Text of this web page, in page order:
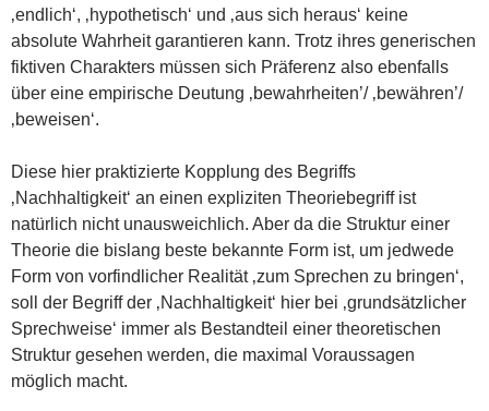
‚endlich‘, ‚hypothetisch‘ und ‚aus sich heraus‘ keine
absolute Wahrheit garantieren kann. Trotz ihres generischen
fiktiven Charakters müssen sich Präferenz also ebenfalls
über eine empirische Deutung ‚bewahrheiten’/ ‚bewähren’/
‚beweisen‘.
Diese hier praktizierte Kopplung des Begriffs
‚Nachhaltigkeit‘ an einen expliziten Theoriebegriff ist
natürlich nicht unausweichlich. Aber da die Struktur einer
Theorie die bislang beste bekannte Form ist, um jedwede
Form von vorfindlicher Realität ‚zum Sprechen zu bringen‘,
soll der Begriff der ‚Nachhaltigkeit‘ hier bei ‚grundsätzlicher
Sprechweise‘ immer als Bestandteil einer theoretischen
Struktur gesehen werden, die maximal Voraussagen
möglich macht.